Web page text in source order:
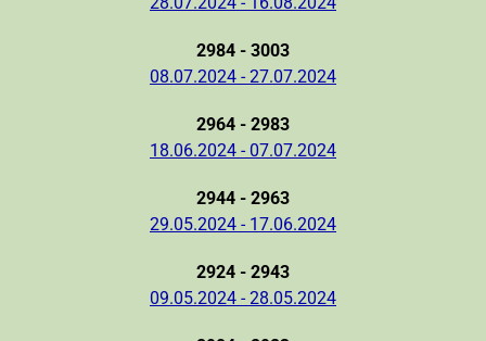
2984 - 3003
08.07.2024 - 27.07.2024
2964 - 2983
18.06.2024 - 07.07.2024
2944 - 2963
29.05.2024 - 17.06.2024
2924 - 2943
09.05.2024 - 28.05.2024